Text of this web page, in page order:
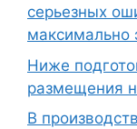
серьезных
максимально
Ниже
размещения
В